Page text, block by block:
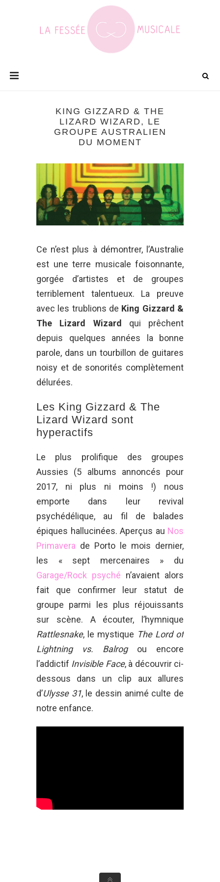
KING GIZZARD & THE
LIZARD WIZARD, LE
GROUPE AUSTRALIEN
DU MOMENT
Ce n’est plus à démontrer, l’Australie
est une terre musicale foisonnante,
gorgée d’artistes et de groupes
terriblement talentueux. La preuve
avec les trublions de King Gizzard &
The Lizard Wizard qui prêchent
depuis quelques années la bonne
parole, dans un tourbillon de guitares
noisy et de sonorités complètement
délurées.
Les King Gizzard & The
Lizard Wizard sont
hyperactifs
Le plus prolifique des groupes
Aussies (5 albums annoncés pour
2017, ni plus ni moins !) nous
emporte dans leur revival
psychédélique, au fil de balades
épiques hallucinées. Aperçus au Nos
Primavera de Porto le mois dernier,
les « sept mercenaires » du
Garage/Rock psyché n’avaient alors
fait que confirmer leur statut de
groupe parmi les plus réjouissants
sur scène. A écouter, l’hymnique
Rattlesnake, le mystique The Lord of
Lightning vs. Balrogou encore
l’addictif Invisible Face, à découvrir ci-
dessous dans un clip aux allures
d’Ulysse 31, le dessin animé culte de
notre enfance.